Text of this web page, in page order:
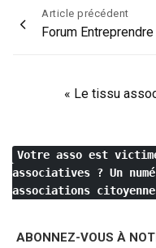
Navigation
Article précédent
Forum
« Le tissu
Votre asso est
associatives ? Un
associations
ABONNEZ-VOUS À